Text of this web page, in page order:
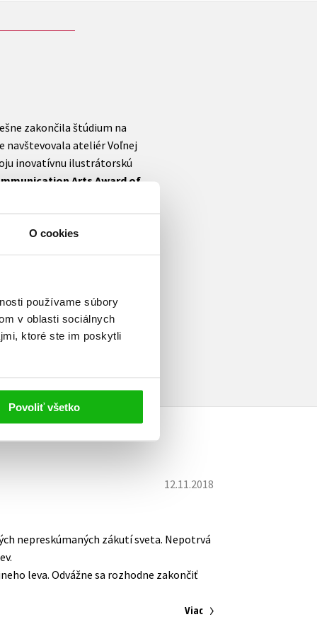
O cookies
používame súbory
v oblasti sociálnych
ktoré ste im poskytli
Povoliť všetko
zakončila štúdium na
navštevovala ateliér Voľnej
inovatívnu ilustrátorskú
Arts Award of
čiBlcha Teo
12.11.2018
nepreskúmaných zákutí sveta. Nepotrvá
leva. Odvážne sa rozhodne zakončiť
Viac